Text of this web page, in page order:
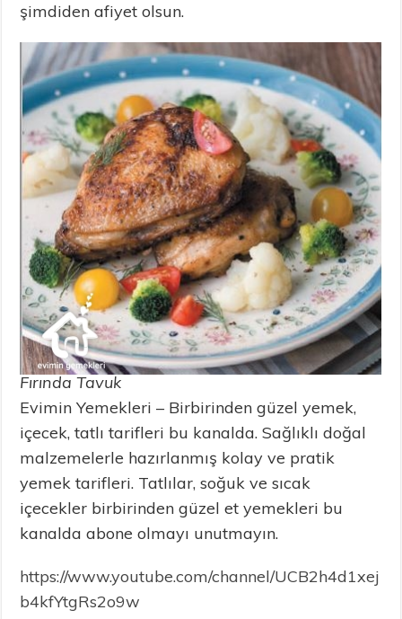
şimdiden afiyet olsun.
Fırında Tavuk
Evimin Yemekleri – Birbirinden güzel yemek,
içecek, tatlı tarifleri bu kanalda. Sağlıklı doğal
malzemelerle hazırlanmış kolay ve pratik
yemek tarifleri. Tatlılar, soğuk ve sıcak
içecekler birbirinden güzel et yemekleri bu
kanalda abone olmayı unutmayın.
https://www.youtube.com/channel/UCB2h4d1xej
b4kfYtgRs2o9w